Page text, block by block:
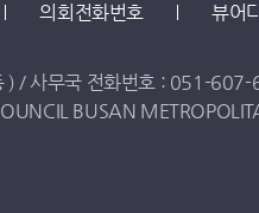
의회전화번호 뷰어
) / 사무국 전화번호 : 051-607-
BUSAN